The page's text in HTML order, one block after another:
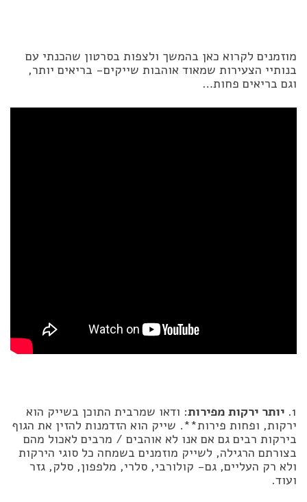
מוזמנים לקרוא כאן בהמשך ולצפות בסרטון שהכנתי עם
בנותיי הצעירות שמאוד אוהבות שייקים- בריאים יותר,
וגם בריאים פחות…
1. יותר ירקות מפירות: ודאו שמרבית התוכן בשייק הוא
ירקות, ופחות פירות**. שייק הוא הזדמנות להזין את הגוף
בירקות רבים גם אם אנו לא אוהבים / מרבים לאכול מהם
בצורתם הרגילה, לשייק מוזמנים בשמחה כל סוגי הירקות
ולא רק העליים, גם- קולורבי, סלרי, מלפפון, סלק, גזר
ועוד.